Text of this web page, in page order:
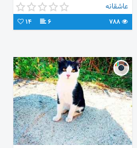
عاشقانه
6
14